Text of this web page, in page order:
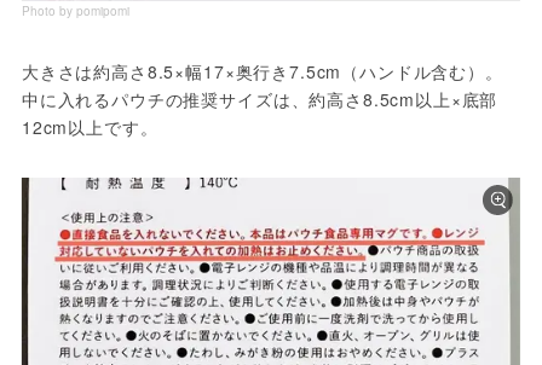
Photo by pomipomi
大きさは約高さ8.5×幅17×奥行き7.5cm（ハンドル含む）。
中に入れるパウチの推奨サイズは、約高さ8.5cm以上×底部
12cm以上です。